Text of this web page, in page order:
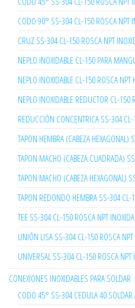
CODO 90° SS-304 CL-150 ROSCA NPT
CRUZ SS-304 CL-150 ROSCA NPT
NEPLO INOXIDABLE CL-150 PARA
NEPLO INOXIDABLE CL-150 ROSCA NPT
NEPLO INOXIDABLE REDUCTOR CL-150
REDUCCIÓN CONCENTRICA SS-304
TAPON HEMBRA (CABEZA
TAPON MACHO (CABEZA CUADRADA)
TAPON MACHO (CABEZA HEXAGONAL)
TAPON REDONDO HEMBRA SS-304 CL-
TEE SS-304 CL-150 ROSCA NPT
UNIÓN LISA SS-304 CL-150 ROSCA NPT
UNIVERSAL SS-304 CL-150 ROSCA NPT
CONEXIONES INOXIDABLES PARA SOLDAR
CODO 45° SS-304 CEDULA 40 SOLDAR